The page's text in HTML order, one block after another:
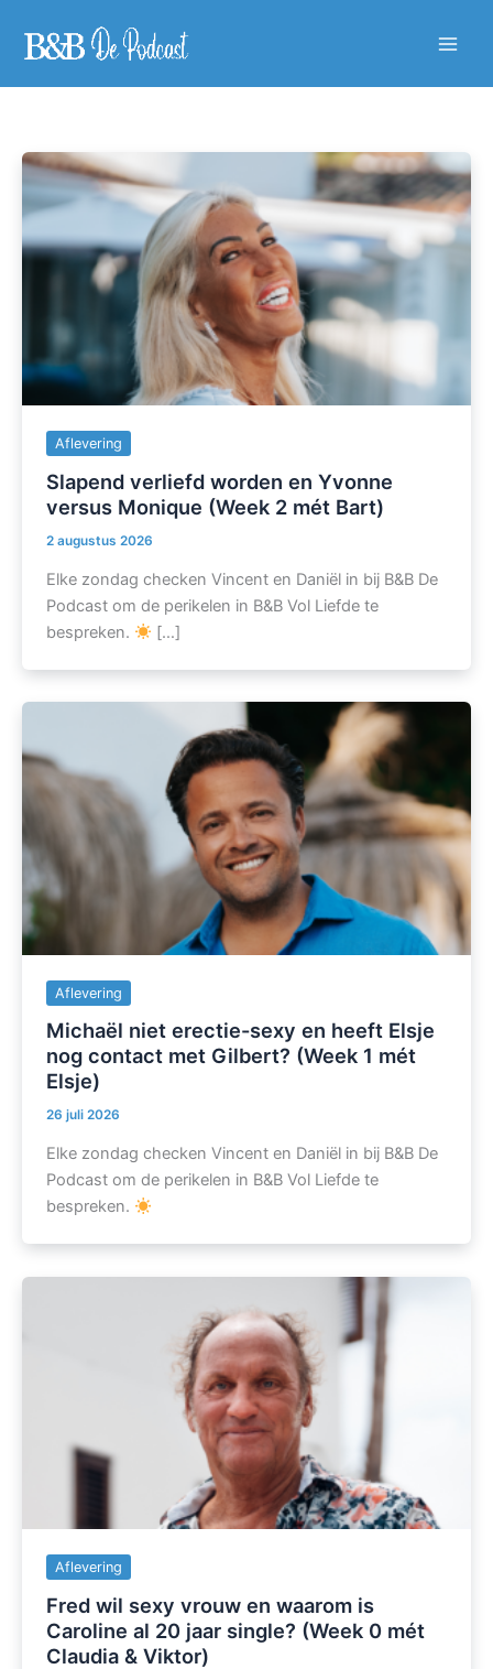
naar
inhoud
Aflevering
Slapend verliefd worden en Yvonne
versus Monique (Week 2 mét Bart)
2 augustus 2026
Elke zondag checken Vincent en Daniël in bij B&B De
Podcast om de perikelen in B&B Vol Liefde te
bespreken.
[…]
Aflevering
Michaël niet erectie-sexy en heeft Elsje
nog contact met Gilbert? (Week 1 mét
Elsje)
26 juli 2026
Elke zondag checken Vincent en Daniël in bij B&B De
Podcast om de perikelen in B&B Vol Liefde te
bespreken.
Aflevering
Fred wil sexy vrouw en waarom is
Caroline al 20 jaar single? (Week 0 mét
Claudia & Viktor)